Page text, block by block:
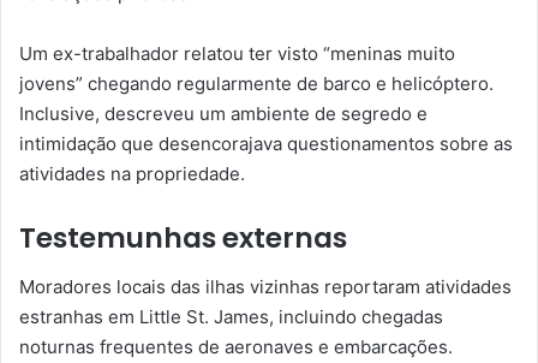
Um ex-trabalhador relatou ter visto “meninas muito
jovens” chegando regularmente de barco e helicóptero.
Inclusive, descreveu um ambiente de segredo e
intimidação que desencorajava questionamentos sobre as
atividades na propriedade.
Testemunhas externas
Moradores locais das ilhas vizinhas reportaram atividades
estranhas em Little St. James, incluindo chegadas
noturnas frequentes de aeronaves e embarcações.